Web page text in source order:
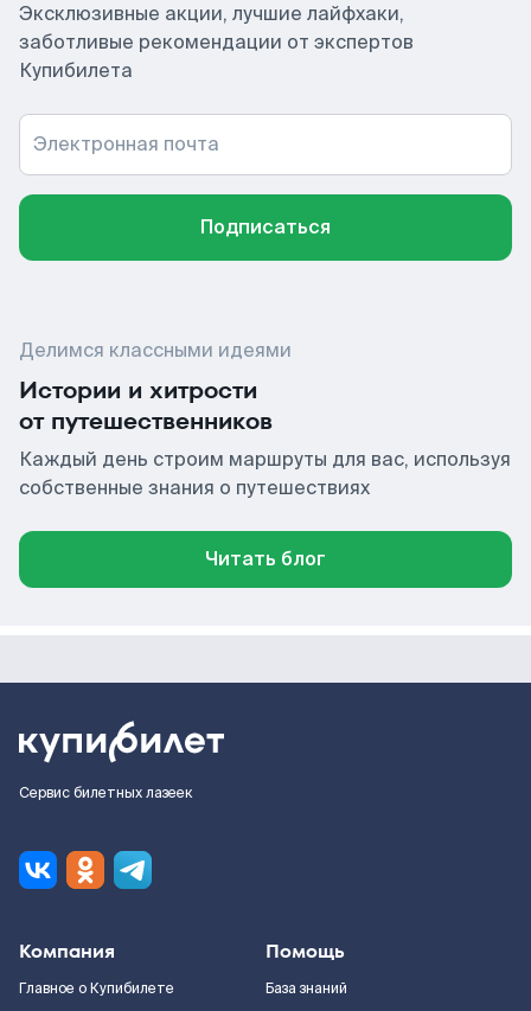
Эксклюзивные акции, лучшие лайфхаки,
заботливые рекомендации от экспертов
Купибилета
Электронная почта
Подписаться
Делимся классными идеями
Истории и хитрости
от путешественников
Каждый день строим маршруты для вас, используя
собственные знания о путешествиях
Читать блог
Сервис билетных лазеек
Компания
Главное о Купибилете
Помощь
База знаний